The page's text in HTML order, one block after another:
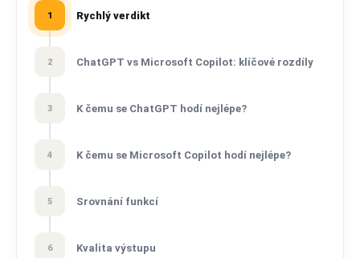
1 Rychlý verdikt
2 ChatGPT vs Microsoft Copilot: klíčové rozdíly
3 K čemu se ChatGPT hodí nejlépe?
4 K čemu se Microsoft Copilot hodí nejlépe?
5 Srovnání funkcí
6 Kvalita výstupu